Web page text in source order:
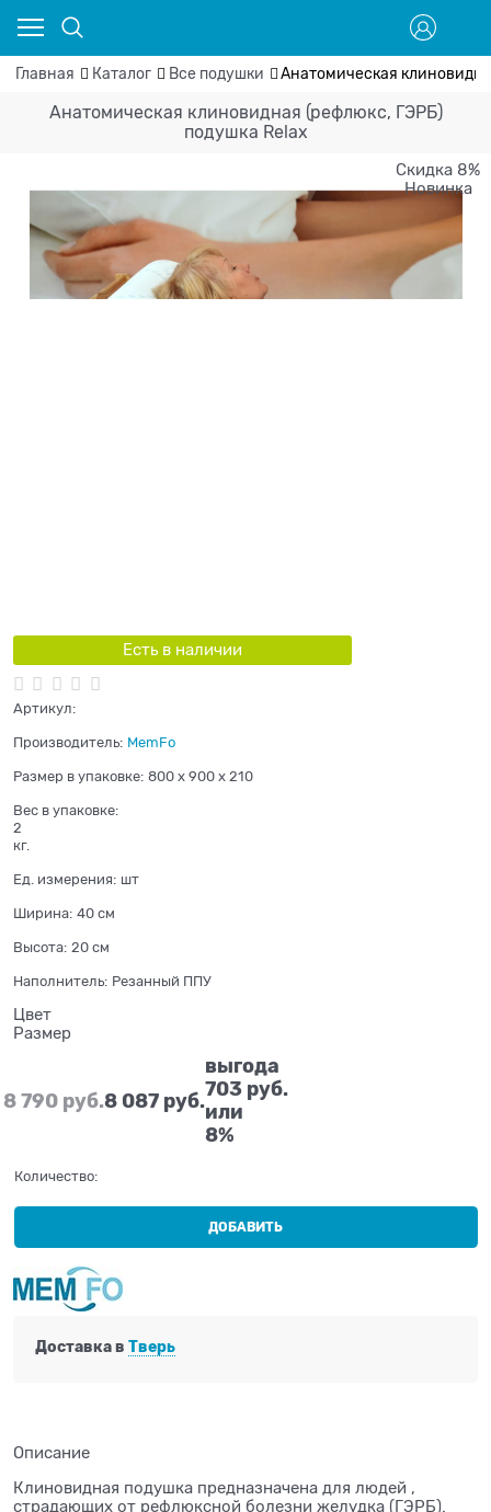
Главная Каталог Все подушки Анатомическая
Анатомическая клиновидная (рефлюкс, ГЭРБ)
подушка Relax
Скидка 8%
Новинка
Есть в наличии
Артикул:
Производитель: MemFo
Размер в упаковке: 800 x 900 x 210
Вес в упаковке:
2
кг.
Ед. измерения: шт
Ширина: 40 см
Высота: 20 см
Наполнитель: Резанный ППУ
Цвет
Размер
8 790 руб.8 087 руб.
выгода
703 руб.
или
8%
Количество:
ДОБАВИТЬ
Доставка в Тверь
Описание
Клиновидная подушка предназначена для людей ,
страдающих от рефлюксной болезни желудка (ГЭРБ).